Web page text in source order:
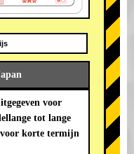
voor
tot lange
korte termijn